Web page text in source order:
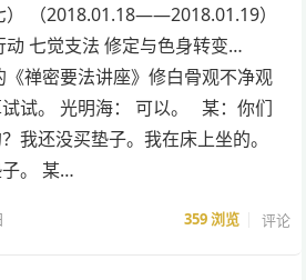
） （2018.01.18——2018.01.19）
动 七觉支法 修定与色身转变…
禅密要法讲座》修白骨观不净观
试。 光明海： 可以。 某：你们
我还没买垫子。我在床上坐的。
。 某…
359浏览 评论